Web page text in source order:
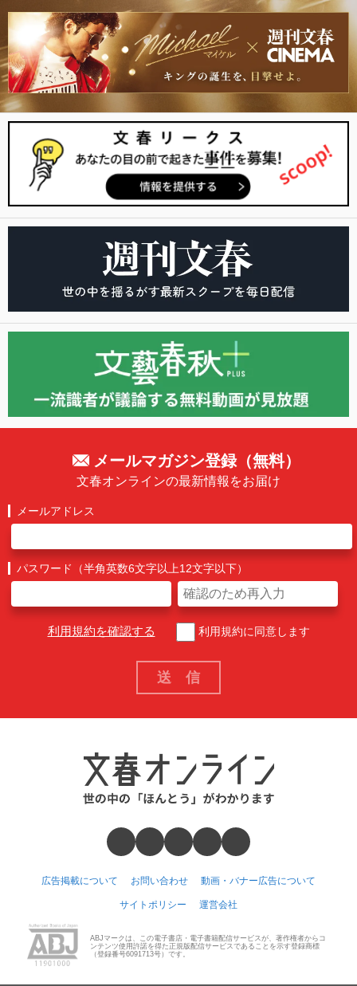
メールマガジン登録（無料）
文春オンラインの最新情報をお届け
メールアドレス
パスワード（半角英数6文字以上12文字以下）
利用規約を確認する 利用規約に同意します
広告掲載について お問い合わせ 動画・バナー広告について
サイトポリシー 運営会社
ABJマークは、この電子書店・電子書籍配信サービスが、著作権者からコ
ンテンツ使用許諾を得た正規版配信サービスであることを示す登録商標
（登録番号6091713号）です。